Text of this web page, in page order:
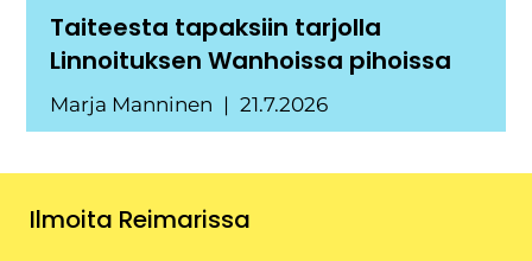
Taiteesta tapaksiin tarjolla
Linnoituksen Wanhoissa pihoissa
Marja Manninen 21.7.2026
Ilmoita Reimarissa